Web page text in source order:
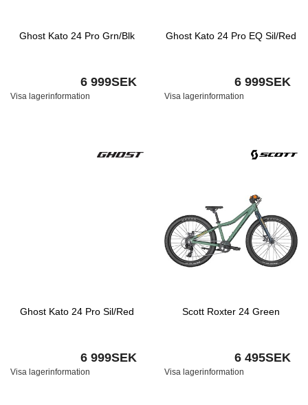
Ghost Kato 24 Pro Grn/Blk
6 999SEK
Visa lagerinformation
Ghost Kato 24 Pro EQ Sil/Red
6 999SEK
Visa lagerinformation
Ghost Kato 24 Pro Sil/Red
6 999SEK
Visa lagerinformation
Scott Roxter 24 Green
6 495SEK
Visa lagerinformation